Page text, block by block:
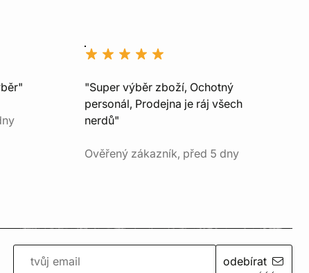
"Super výběr zboží, Ochotný
personál, Prodejna je ráj všech
nerdů"
Ověřený zákazník, před 5 dny
odebírat